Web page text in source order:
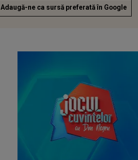
Adaugă-ne ca sursă preferată în Google